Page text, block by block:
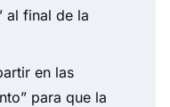
al final de la
en las
para que la